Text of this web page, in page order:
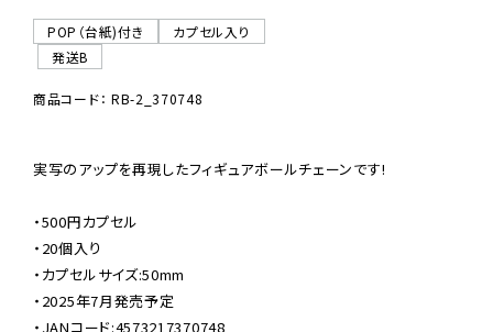
POP（台紙)付き
カプセル入り
発送B
商品コード： RB-2_370748
実写のアップを再現したフィギュアボールチェーンです!
・500円カプセル
・20個入り
・カプセルサイズ:50mm
・2025年7月発売予定
・JANコード:4573217370748